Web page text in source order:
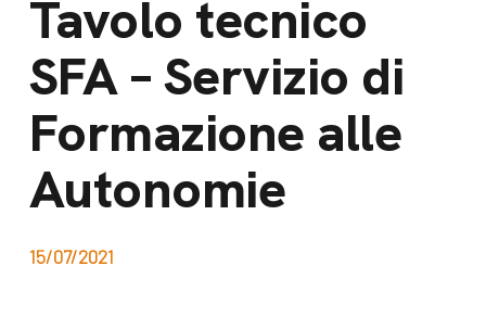
Tavolo tecnico
SFA – Servizio di
Formazione alle
Autonomie
15/07/2021
Lavora con noi
Bilancio di
missione
News e
appuntamenti
News
dal Sud
Campagne
Libri e
pubblicazioni